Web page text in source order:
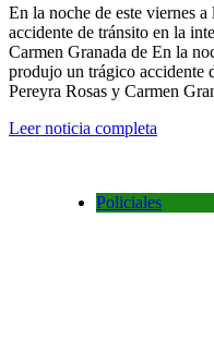
En la noche de este viernes
accidente de tránsito en la
Carmen Granada de En la
produjo un trágico accidente
Pereyra Rosas y Carmen
Leer noticia completa
Policiales